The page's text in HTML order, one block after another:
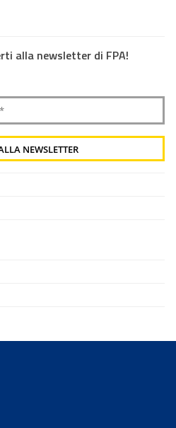
alla newsletter di FPA!